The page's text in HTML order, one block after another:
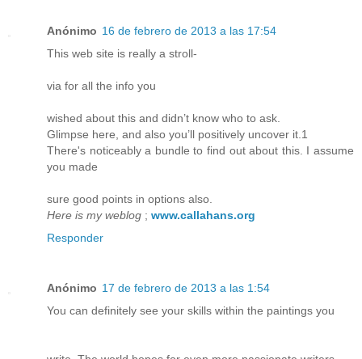
Anónimo 16 de febrero de 2013 a las 17:54
This web site is really a stroll-
via for all the info you
wished about this and didn’t know who to ask.
Glimpse here, and also you’ll positively uncover it.1
There's noticeably a bundle to find out about this. I assume
you made
sure good points in options also.
Here is my weblog ; www.callahans.org
Responder
Anónimo 17 de febrero de 2013 a las 1:54
You can definitely see your skills within the paintings you